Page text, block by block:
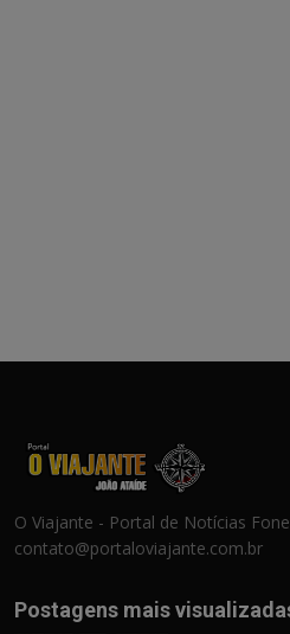
O Viajante - Portal de Notícias
contato@portaloviajante.com.br
Postagens mais